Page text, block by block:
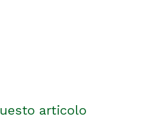
articolo